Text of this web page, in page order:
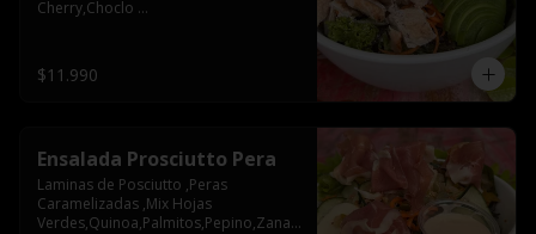
Cherry,Choclo
$11.990
Ensalada Prosciutto Pera
Laminas de Posciutto ,Peras
Caramelizadas ,Mix Hojas
Verdes,Quinoa,Palmitos,Pepino,Zanah